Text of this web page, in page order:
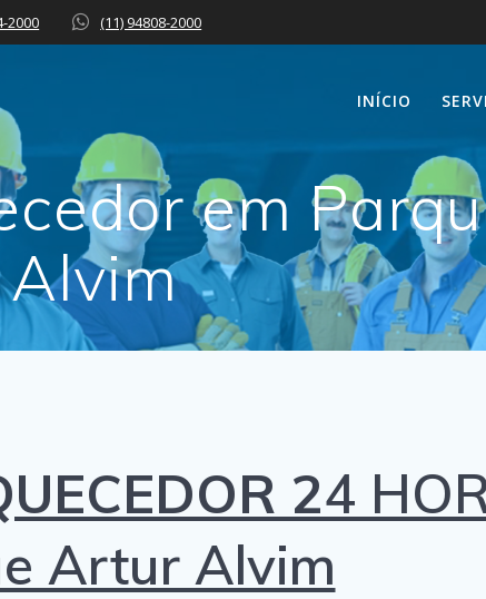
2000 (11) 94808-2000
INÍCIO
em
Alvim
24
Artur Alvim